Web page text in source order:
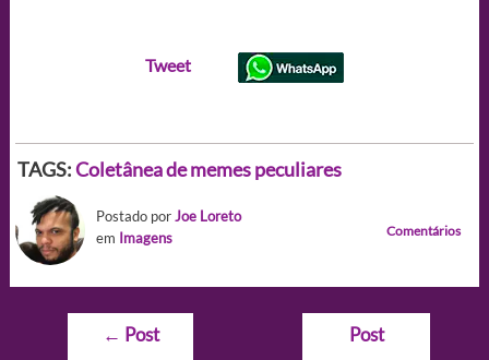
Tweet
TAGS:Coletânea de memes peculiares
Postado porJoe Loreto
em Imagens Comentários
Navegação
← Post
Post